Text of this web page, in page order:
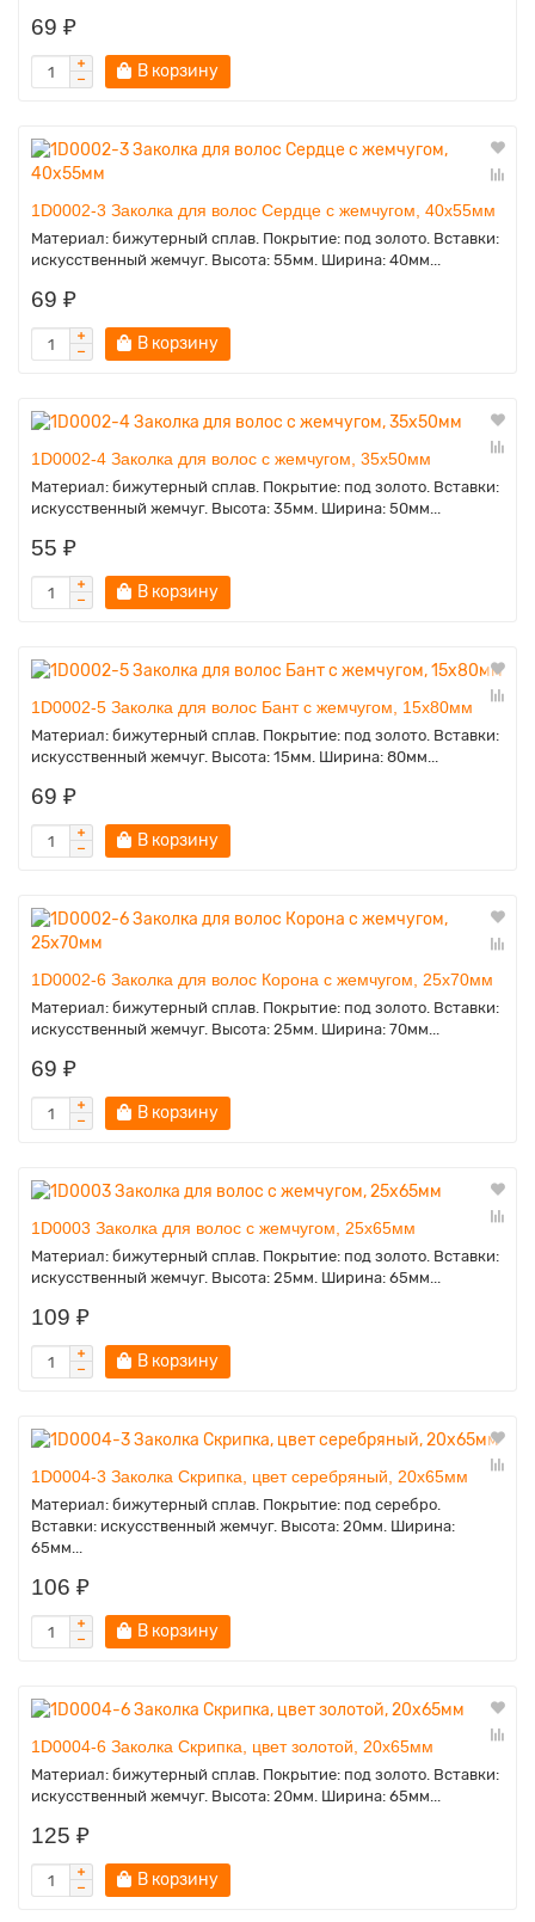
69 ₽
В корзину
1D0002-3 Заколка для волос Сердце с жемчугом, 40х55мм
Материал: бижутерный сплав. Покрытие: под золото. Вставки:
искусственный жемчуг. Высота: 55мм. Ширина: 40мм...
69 ₽
В корзину
1D0002-4 Заколка для волос с жемчугом, 35х50мм
Материал: бижутерный сплав. Покрытие: под золото. Вставки:
искусственный жемчуг. Высота: 35мм. Ширина: 50мм...
55 ₽
В корзину
1D0002-5 Заколка для волос Бант с жемчугом, 15х80мм
Материал: бижутерный сплав. Покрытие: под золото. Вставки:
искусственный жемчуг. Высота: 15мм. Ширина: 80мм...
69 ₽
В корзину
1D0002-6 Заколка для волос Корона с жемчугом, 25х70мм
Материал: бижутерный сплав. Покрытие: под золото. Вставки:
искусственный жемчуг. Высота: 25мм. Ширина: 70мм...
69 ₽
В корзину
1D0003 Заколка для волос с жемчугом, 25х65мм
Материал: бижутерный сплав. Покрытие: под золото. Вставки:
искусственный жемчуг. Высота: 25мм. Ширина: 65мм...
109 ₽
В корзину
1D0004-3 Заколка Скрипка, цвет серебряный, 20х65мм
Материал: бижутерный сплав. Покрытие: под серебро.
Вставки: искусственный жемчуг. Высота: 20мм. Ширина:
65мм...
106 ₽
В корзину
1D0004-6 Заколка Скрипка, цвет золотой, 20х65мм
Материал: бижутерный сплав. Покрытие: под золото. Вставки:
искусственный жемчуг. Высота: 20мм. Ширина: 65мм...
125 ₽
В корзину